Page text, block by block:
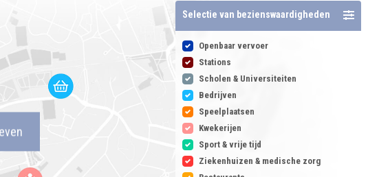
Selectie van bezienswaardigheden
Openbaar vervoer
Stations
Scholen & Universiteiten
Bedrijven
Speelplaatsen
Kwekerijen
Sport & vrije tijd
Ziekenhuizen & medische zorg